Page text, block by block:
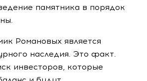
памятника в порядок
Романовых является
наследия. Это факт.
инвесторов, которые